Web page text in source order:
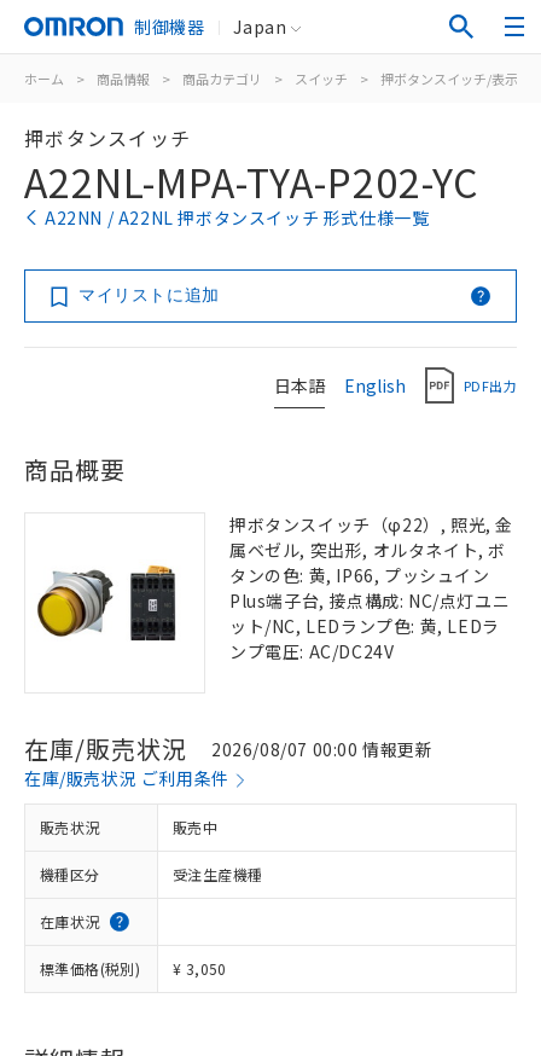
制御機器 Japan
ホーム > 商品情報 > 商品カテゴリ > スイッチ > 押ボタンスイッチ/表示灯
押ボタンスイッチ
A22NL-MPA-TYA-P202-YC
A22NN / A22NL 押ボタンスイッチ 形式仕様一覧
マイリストに追加
日本語 English PDF出力
商品概要
押ボタンスイッチ（φ22）, 照光, 金
属ベゼル, 突出形, オルタネイト, ボ
タンの色: 黄, IP66, プッシュイン
Plus端子台, 接点構成: NC/点灯ユニ
ット/NC, LEDランプ色: 黄, LEDラ
ンプ電圧: AC/DC24V
在庫/販売状況
2026/08/07 00:00 情報更新
在庫/販売状況 ご利用条件
販売状況 販売中
機種区分 受注生産機種
在庫状況
標準価格(税別) ¥ 3,050